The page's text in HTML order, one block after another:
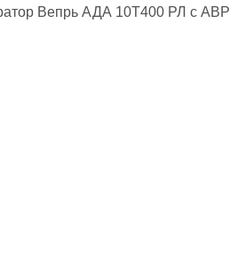
Вепрь АДА 10Т400 РЛ с АВР